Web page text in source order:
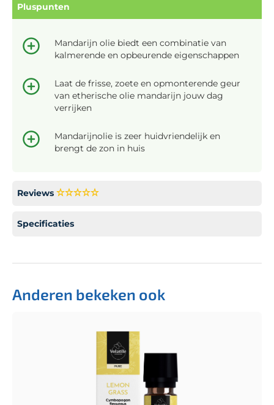
Pluspunten
Mandarijn olie biedt een combinatie van
kalmerende en opbeurende eigenschappen
Laat de frisse, zoete en opmonterende geur
van etherische olie mandarijn jouw dag
verrijken
Mandarijnolie is zeer huidvriendelijk en
brengt de zon in huis
Reviews
Specificaties
Anderen bekeken ook